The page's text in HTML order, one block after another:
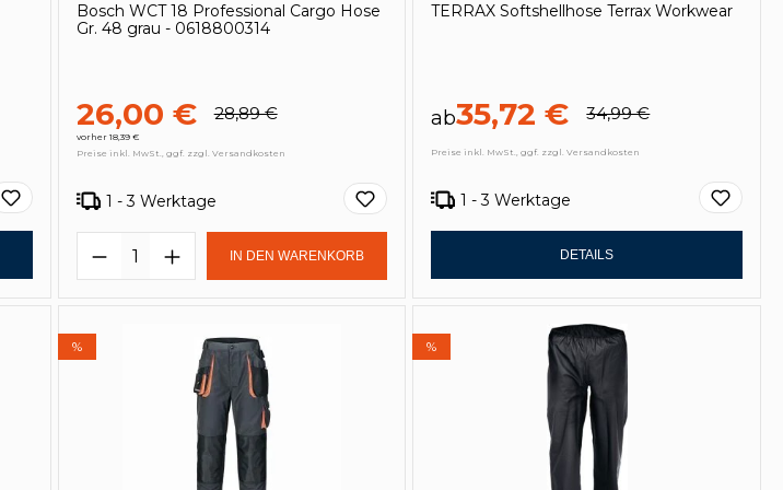
Bosch WCT 18 Professional Cargo Hose
Gr. 48 grau - 0618800314
26,00 € 28,89 €
vorher 18,39 €
Preise inkl. MwSt., ggf. zzgl. Versandkosten
1 - 3 Werktage
Produkt Anzahl: Gib den gewünschten Wert ein
IN DEN WARENKORB
TERRAX Softshellhose Terrax Workwear
ab35,72 € 34,99 €
Preise inkl. MwSt., ggf. zzgl. Versandkosten
1 - 3 Werktage
DETAILS
% %